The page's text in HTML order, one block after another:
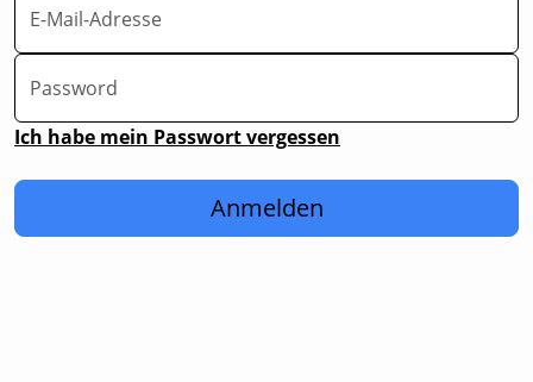
E-Mail-Adresse
Password
Ich habe mein Passwort vergessen
Anmelden